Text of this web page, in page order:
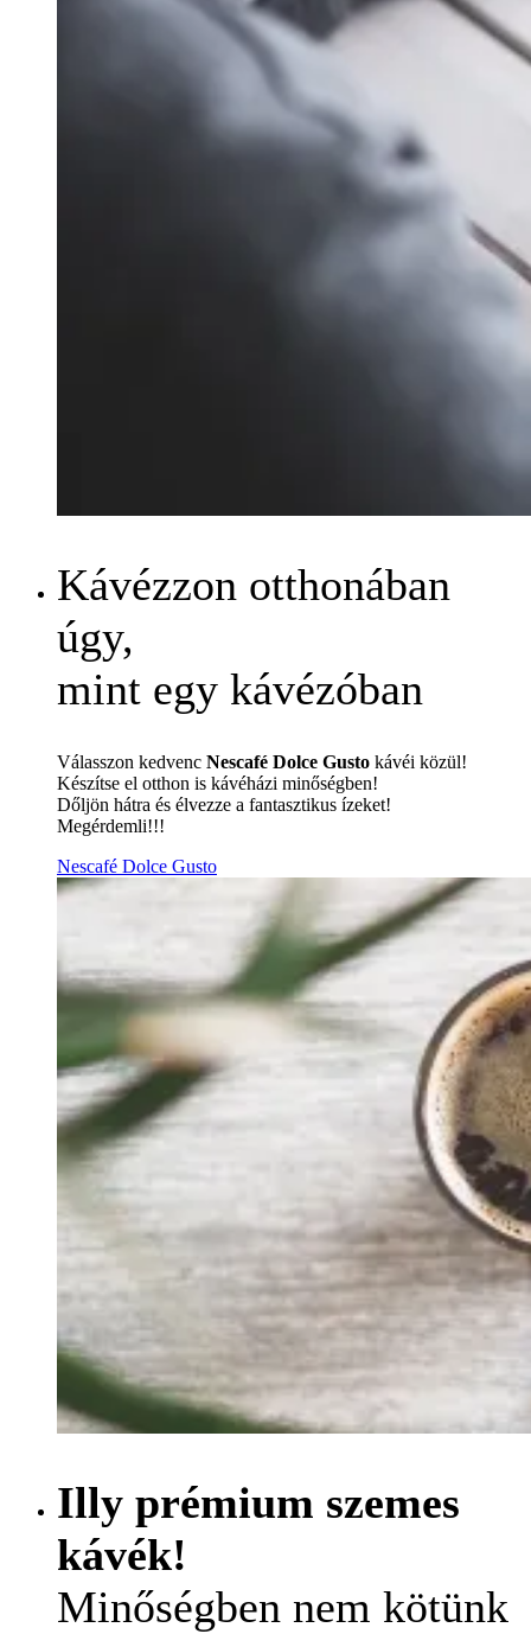
Kávézzon otthonában
úgy,
mint egy kávézóban
Válasszon kedvenc Nescafé Dolce Gusto kávéi közül!
Készítse el otthon is kávéházi minőségben!
Dőljön hátra és élvezze a fantasztikus ízeket!
Megérdemli!!!
Nescafé Dolce Gusto
Illy prémium szemes
kávék!
Minőségben nem kötünk